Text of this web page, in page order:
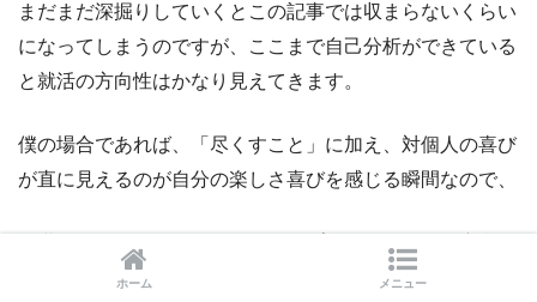
まだまだ深掘りしていくとこの記事では収まらないくらい
になってしまうのですが、ここまで自己分析ができている
と就活の方向性はかなり見えてきます。
僕の場合であれば、「尽くすこと」に加え、対個人の喜び
が直に見えるのが自分の楽しさ喜びを感じる瞬間なので、
業、ライフプランナーなどが候補として浮かんできます。
ホーム メニュー